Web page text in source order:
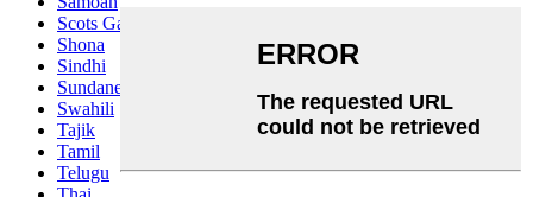
Scots Gaelic
Shona
Sindhi
Sundanese
Swahili
Tajik
Tamil
Telugu